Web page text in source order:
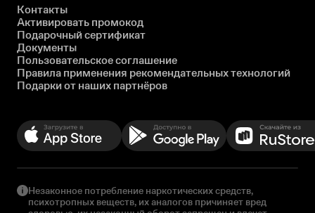
Контакты
Активировать промокод
Подарочный сертификат
Документы
Пользовательское соглашение
Правила применения рекомендательных технологий
Подарки от наших партнёров
Незаконное потребление наркотических средств,
психотропных веществ, их аналогов причиняет вред